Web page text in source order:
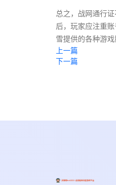
总之，战网通行
后，玩家应注重
雪提供的各种游
上一篇
下一篇